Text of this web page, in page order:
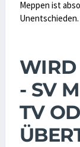
Meppen ist
Unentschieden.
WIRD
- SV
TV